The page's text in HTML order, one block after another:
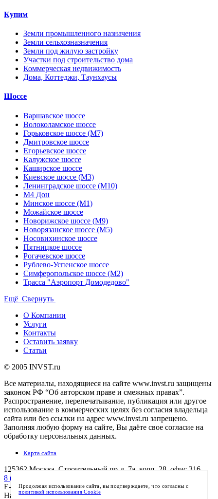
Купим
Земли промышленного назначения
Земли сельхозназначения
Земли под жилую застройку
Участки под строительство дома
Коммерческая недвижимость
Дома, Коттеджи, Таунхаусы
Шоссе
Варшавское шоссе
Волоколамское шоссе
Горьковское шоссе (М7)
Дмитровское шоссе
Егорьевское шоссе
Калужское шоссе
Каширское шоссе
Киевское шоссе (М3)
Ленинградское шоссе (М10)
М4 Дон
Минское шоссе (М1)
Можайское шоссе
Новорижское шоссе (М9)
Новорязанское шоссе (М5)
Носовихинское шоссе
Пятницкое шоссе
Рогачевское шоссе
Рублево-Успенское шоссе
Симферопольское шоссе (М2)
Трасса "Аэропорт Домодедово"
Ещё Свернуть
О Компании
Услуги
Контакты
Оставить заявку
Статьи
© 2005 INVST.ru
Все материалы, находящиеся на сайте www.invst.ru защищены
законом РФ “Об авторском праве и смежных правах”.
Распространение, перепечатывание, публикация или другое
использование в коммерческих целях без согласия владельца
сайта или без ссылки на адрес www.invst.ru запрещено.
Заполняя любую форму на сайте, Вы даёте свое согласие на
обработку персональных данных.
Карта сайта
125362 Москва,Строительный пр-д, 7а, корп. 28, офис 316
8 (495) 772-7658
E-mail:info@invst.ru
Нашfacebook
Продолжая использование сайта, вы подтверждаете, что согласны с
политикой использования Cookie